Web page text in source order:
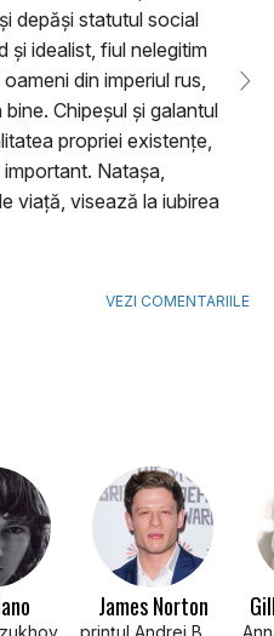
depăşi statutul social
şi idealist, fiul nelegitim
din imperiul rus,
Chipeşul şi galantul
propriei existenţe,
Nataşa,
viaţă, visează la iubirea
VEZI COMENTARIILE
James Norton
prinţul Andrei Bolkonsky